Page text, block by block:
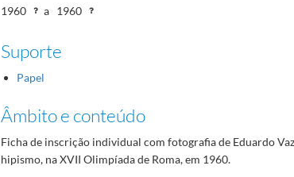
1960 a 1960
Suporte
Papel
Âmbito e conteúdo
Ficha de inscrição individual com fotografia de Eduardo
hipismo, na XVII Olimpíada de Roma, em 1960.